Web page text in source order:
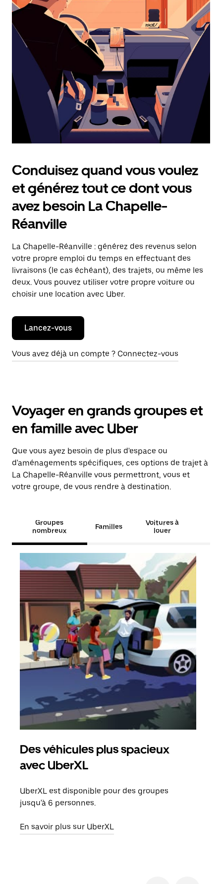
sélectionner
une
date.
Appuyez
sur
touche
pour
fermer
le
calendrier.
Conduisez quand vous voulez
et générez tout ce dont vous
avez besoin La Chapelle-
Réanville
La Chapelle-Réanville : générez des revenus selon
votre propre emploi du temps en effectuant des
livraisons (le cas échéant), des trajets, ou même les
deux. Vous pouvez utiliser votre propre voiture ou
choisir une location avec Uber.
Lancez-vous
Vous avez déjà un compte ? Connectez-vous
Voyager en grands groupes et
en famille avec Uber
Que vous ayez besoin de plus d'espace ou
d'aménagements spécifiques, ces options de trajet à
La Chapelle-Réanville vous permettront, vous et
votre groupe, de vous rendre à destination.
Groupes
nombreux
Familles
Voitures à
louer
Des véhicules plus spacieux
avec UberXL
UberXL est disponible pour des groupes
jusqu'à 6 personnes.
En savoir plus sur UberXL